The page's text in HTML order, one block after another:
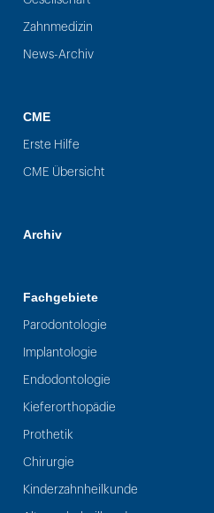
Zahnmedizin
News-Archiv
CME
Erste Hilfe
CME Übersicht
Archiv
Fachgebiete
Parodontologie
Implantologie
Endodontologie
Kieferorthopädie
Prothetik
Chirurgie
Kinderzahnheilkunde